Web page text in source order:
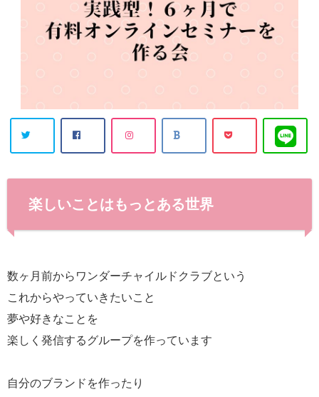
楽しいことはもっとある世界
数ヶ月前からワンダーチャイルドクラブという
これからやっていきたいこと
夢や好きなことを
楽しく発信するグループを作っています
自分のブランドを作ったり